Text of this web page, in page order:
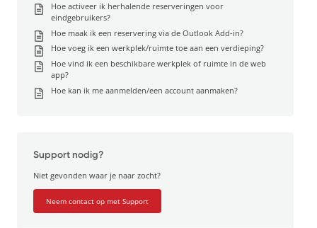
Hoe activeer ik herhalende reserveringen voor
eindgebruikers?
Hoe maak ik een reservering via de Outlook Add-in?
Hoe voeg ik een werkplek/ruimte toe aan een verdieping?
Hoe vind ik een beschikbare werkplek of ruimte in de web
app?
Hoe kan ik me aanmelden/een account aanmaken?
Support nodig?
Niet gevonden waar je naar zocht?
Neem contact op met Support